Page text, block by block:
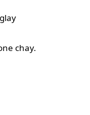
chay.